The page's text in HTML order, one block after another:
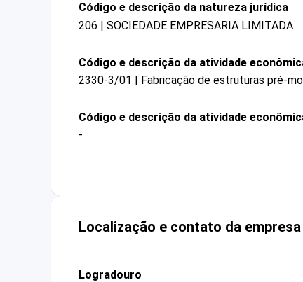
Código e descrição da natureza jurídica
206 | SOCIEDADE EMPRESARIA LIMITADA
Código e descrição da atividade
2330-3/01 | Fabricação de estruturas pré-
Código e descrição da atividade
-
Localização e contato da empresa
Logradouro